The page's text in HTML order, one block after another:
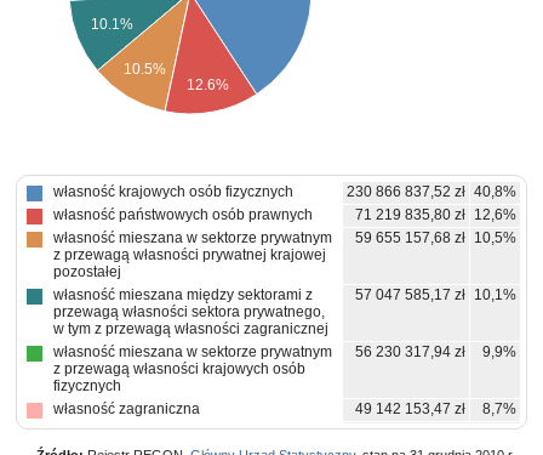
10.1%
10.5%
12.6%
własność krajowych osób fizycznych 230 866 837,52 zł 40,8%
własność państwowych osób prawnych
71 219 835,80 zł 12,6%
własność mieszana w sektorze prywatnym
z przewagą własności prywatnej krajowej
pozostałej
59 655 157,68 zł 10,5%
własność mieszana między sektorami z
przewagą własności sektora prywatnego,
w tym z przewagą własności zagranicznej
57 047 585,17 zł 10,1%
własność mieszana w sektorze prywatnym
z przewagą własności krajowych osób
fizycznych
56 230 317,94 zł 9,9%
własność zagraniczna 49 142 153,47 zł
8,7%
własność mieszana między sektorami z
przewagą własności sektora prywatnego,
33 508 377,74 zł 5,9%